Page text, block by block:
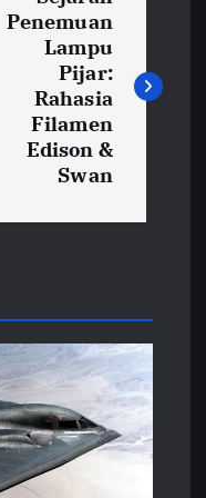
Penemuan
Lampu
Pijar:
Rahasia
Filamen
Edison &
Swan